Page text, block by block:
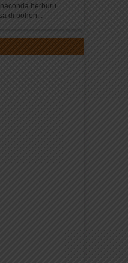
berburu
di pohon...